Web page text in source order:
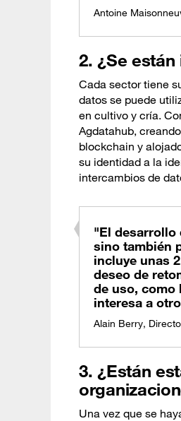
Antoine
2. ¿Se
Cada sector tiene
datos se puede
en cultivo y cría.
Agdatahub,
blockchain y
su identidad a la
intercambios de
"El desarrollo
sino también
incluye unas
deseo de
de uso, como
interesa a
Alain Berry,
3. ¿Están
Una vez que se